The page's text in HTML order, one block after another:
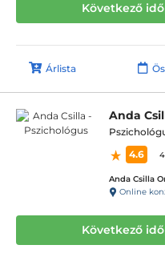
Következő
Árlista
Anda
4.6
Anda Csilla
Online
Következő